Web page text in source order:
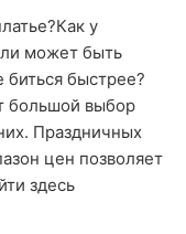
у
может быть
быстрее?
большой выбор
Праздничных
цен позволяет
здесь